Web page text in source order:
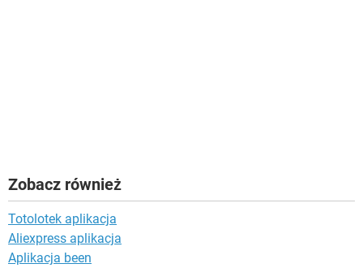
Zobacz również
Totolotek aplikacja
Aliexpress aplikacja
Aplikacja been